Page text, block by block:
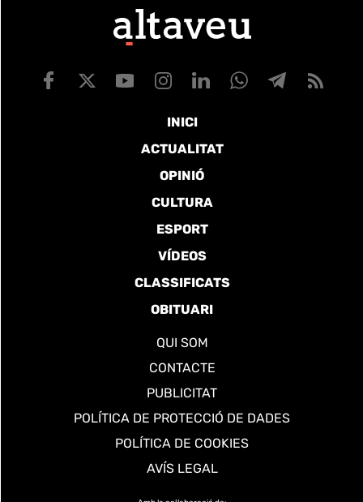
INICI
ACTUALITAT
OPINIÓ
CULTURA
ESPORT
VÍDEOS
CLASSIFICATS
OBITUARI
QUI SOM
CONTACTE
PUBLICITAT
POLÍTICA DE PROTECCIÓ DE DADES
POLÍTICA DE COOKIES
AVÍS LEGAL